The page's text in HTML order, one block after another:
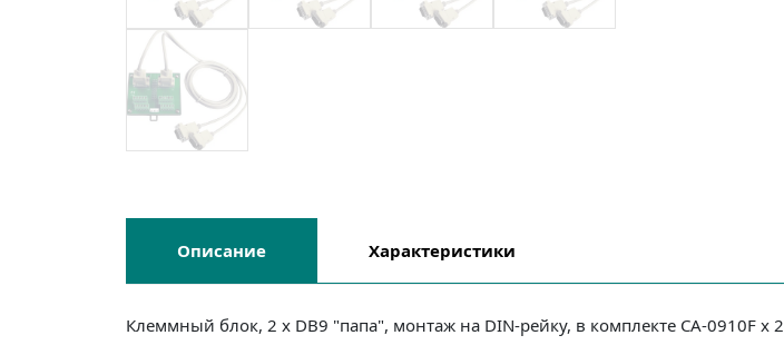
Описание Характеристики
Клеммный блок, 2 x DB9 "папа", монтаж на DIN-рейку, в комплекте CA-0910F x 2